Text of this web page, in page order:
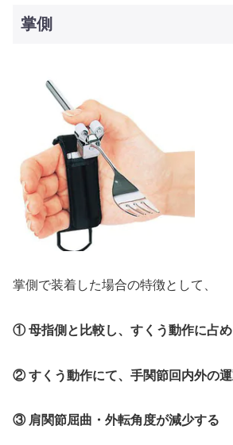
掌側
掌側で装着した場合の特徴として、
① 母指側と比較し、すくう動作に占
② すくう動作にて、手関節回内外の運
③ 肩関節屈曲・外転角度が減少する